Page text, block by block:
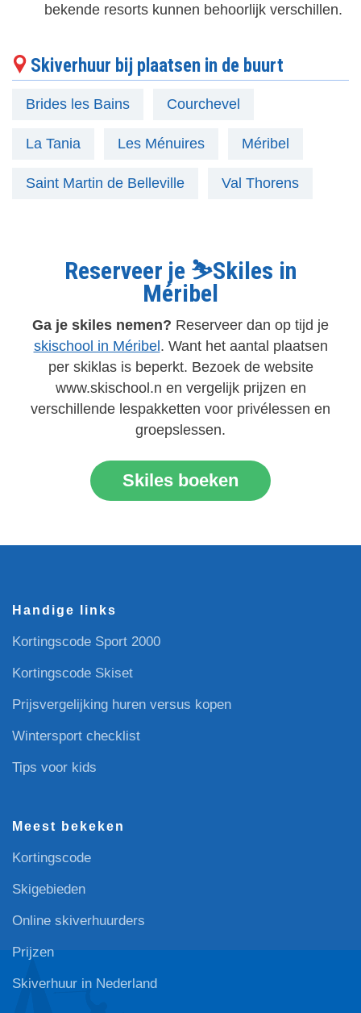
bekende resorts kunnen behoorlijk verschillen.
Skiverhuur bij plaatsen in de buurt
Brides les Bains Courchevel
La Tania Les Ménuires Méribel
Saint Martin de Belleville Val Thorens
Reserveer je ⛷️Skiles in
Méribel
Ga je skiles nemen? Reserveer dan op tijd je
skischool in Méribel . Want het aantal plaatsen
per skiklas is beperkt. Bezoek de website
www.skischool.n en vergelijk prijzen en
verschillende lespakketten voor privélessen en
groepslessen.
Skiles boeken
Handige links
Kortingscode Sport 2000
Kortingscode Skiset
Prijsvergelijking huren versus kopen
Wintersport checklist
Tips voor kids
Meest bekeken
Kortingscode
Skigebieden
Online skiverhuurders
Prijzen
Skiverhuur in Nederland